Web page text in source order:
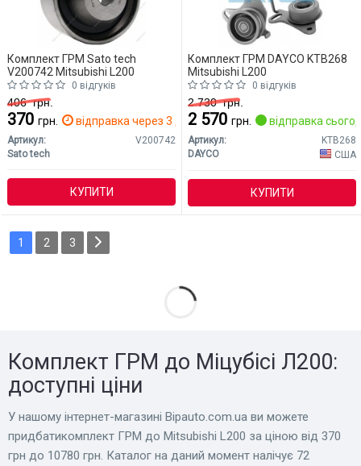
Комплект ГРМ Sato tech
V200742 Mitsubishi L200
0 відгуків
406грн.
370 грн. відправка через 3 дн.
Артикул:
V200742
Sato tech
КУПИТИ
Комплект ГРМ DAYCO KTB268
Mitsubishi L200
0 відгуків
2 730грн.
2 570 грн. відправка
Артикул:
KTB268
DAYCO
США
КУПИТИ
1 2 3
Комплект ГРМ до Міцубісі Л200:
доступні ціни
У нашому інтернет-магазині Bіpauto.com.ua ви можете
придбатикомплект ГРМ до Mitsubishi L200 за ціною від 370
грн до 10780 грн. Каталог на даний момент налічує 72